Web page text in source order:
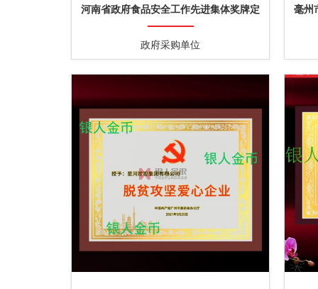
河南省政府食品安全工作先进集体奖牌定
制
政府采购单位
毫州